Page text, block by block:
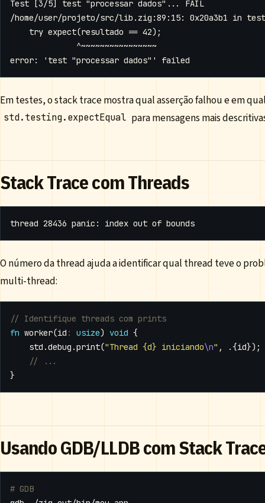
Em testes, o stack trace mostra qual asserção falhou e em
std.testing.expectEqual para mensagens mais
Stack Trace com Threads
O número da thread ajuda a identificar qual thread teve o
multi-thread:
fn worker(id : usize) void {
std .debug .print("Thread {d} iniciando\n" , .{id});
}
Usando GDB/LLDB com Stack
# GDB